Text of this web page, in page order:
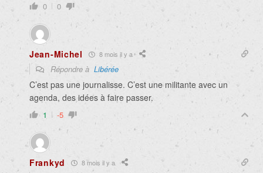
0 0
Jean-Michel 8 mois il y a
Répondre à Libérée
C’est pas une journalisse. C’est une militante avec un
agenda, des idées à faire passer.
1 -5
Frankyd 8 mois il y a